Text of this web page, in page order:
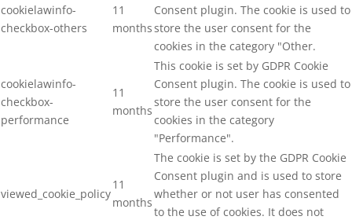
cookielawinfo-
checkbox-others
11
months
Consent plugin. The cookie is used to
store the user consent for the
cookies in the category "Other.
cookielawinfo-
checkbox-
performance
11
months
This cookie is set by GDPR Cookie
Consent plugin. The cookie is used to
store the user consent for the
cookies in the category
"Performance".
viewed_cookie_policy
11
months
The cookie is set by the GDPR Cookie
Consent plugin and is used to store
whether or not user has consented
to the use of cookies. It does not